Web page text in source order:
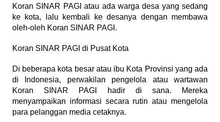
Koran SINAR PAGI atau ada warga desa yang sedang
ke kota, lalu kembali ke desanya dengan membawa
oleh-oleh Koran SINAR PAGI.
Koran SINAR PAGI di Pusat Kota
Di beberapa kota besar atau ibu Kota Provinsi yang ada
di Indonesia, perwakilan pengelola atau wartawan
Koran SINAR PAGI hadir di sana. Mereka
menyampaikan informasi secara rutin atau mengelola
para pelanggan media cetaknya.